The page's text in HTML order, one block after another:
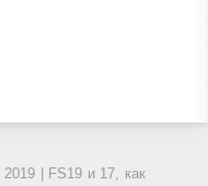
2019 | FS19 и 17, как